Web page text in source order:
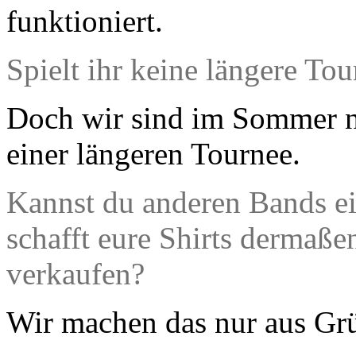
funktioniert.
Spielt ihr keine längere
Doch wir sind im Sommer
einer längeren Tournee.
Kannst du anderen Bands
schafft eure Shirts
verkaufen?
Wir machen das nur aus